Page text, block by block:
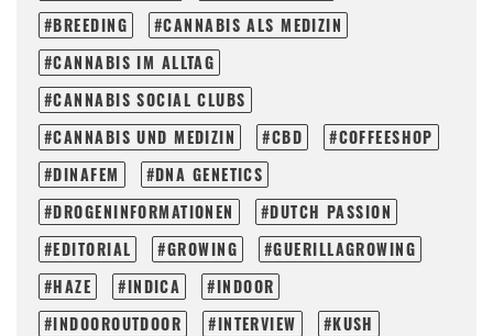
BREEDING
CANNABIS ALS MEDIZIN
CANNABIS IM ALLTAG
CANNABIS SOCIAL CLUBS
CANNABIS UND MEDIZIN
CBD
COFFEESHOP
DINAFEM
DNA GENETICS
DROGENINFORMATIONEN
DUTCH PASSION
EDITORIAL
GROWING
GUERILLAGROWING
HAZE
INDICA
INDOOR
INDOOROUTDOOR
INTERVIEW
KUSH